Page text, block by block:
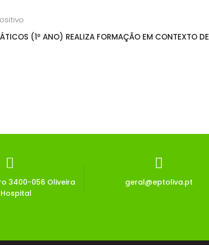
(1º ANO) REALIZA FORMAÇÃO EM CONTEXTO DE
3400-056 Oliveira
geral@eptoliva.pt